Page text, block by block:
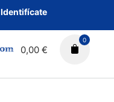
Identifícate
0,00 €
0